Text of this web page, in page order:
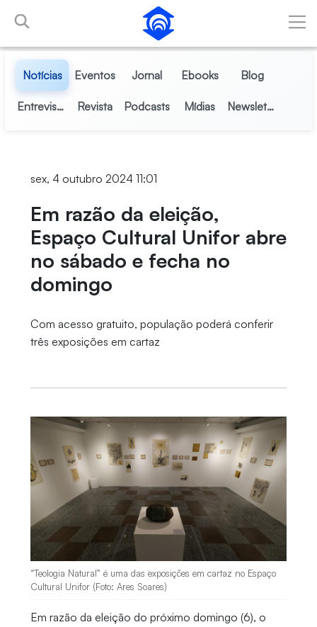
Pular para o Conteúdo principal
Notícias Eventos Jornal Ebooks Blog
Entrevistas Revista Podcasts Mídias Newsletter
sex, 4 outubro 2024 11:01
Em razão da eleição,
Espaço Cultural Unifor abre
no sábado e fecha no
domingo
Com acesso gratuito, população poderá conferir
três exposições em cartaz
“Teologia Natural” é uma das exposições em cartaz no Espaço
Cultural Unifor (Foto: Ares Soares)
Em razão da eleição do próximo domingo (6), o